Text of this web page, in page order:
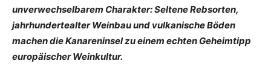
unverwechselbarem Charakter: Seltene Rebsorten,
jahrhundertealter Weinbau und vulkanische Böden
machen die Kanareninselzu einem echten Geheimtipp
europäischer Weinkultur.